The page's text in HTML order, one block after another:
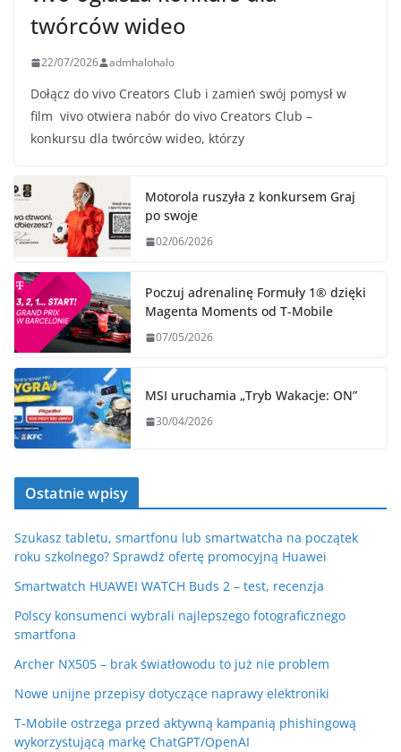
twórców wideo
22/07/2026 admhalohalo
Dołącz do vivo Creators Club i zamień swój pomysł w
film vivo otwiera nabór do vivo Creators Club –
konkursu dla twórców wideo, którzy
Motorola ruszyła z konkursem Graj
po swoje
02/06/2026
Poczuj adrenalinę Formuły 1® dzięki
Magenta Moments od T‑Mobile
07/05/2026
MSI uruchamia „Tryb Wakacje: ON”
30/04/2026
Ostatnie wpisy
Szukasz tabletu, smartfonu lub smartwatcha na początek
roku szkolnego? Sprawdź ofertę promocyjną Huawei
Smartwatch HUAWEI WATCH Buds 2 – test, recenzja
Polscy konsumenci wybrali najlepszego fotograficznego
smartfona
Archer NX505 – brak światłowodu to już nie problem
Nowe unijne przepisy dotyczące naprawy elektroniki
T-Mobile ostrzega przed aktywną kampanią phishingową
wykorzystującą markę ChatGPT/OpenAI